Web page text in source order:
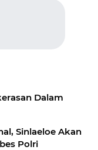
Dalam
Sinlaeloe Akan
Polri